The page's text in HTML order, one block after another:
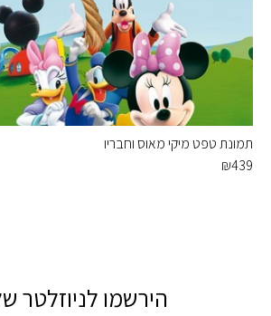
תמונת טפט מיקי מאוס וחבריו
₪439
הירשמו לניוזלטר